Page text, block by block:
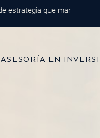
que marca la
ASESORÍA EN